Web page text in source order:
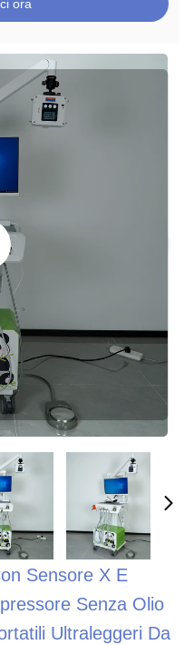
ora
Sensore X E
Senza Olio
Ultraleggeri Da